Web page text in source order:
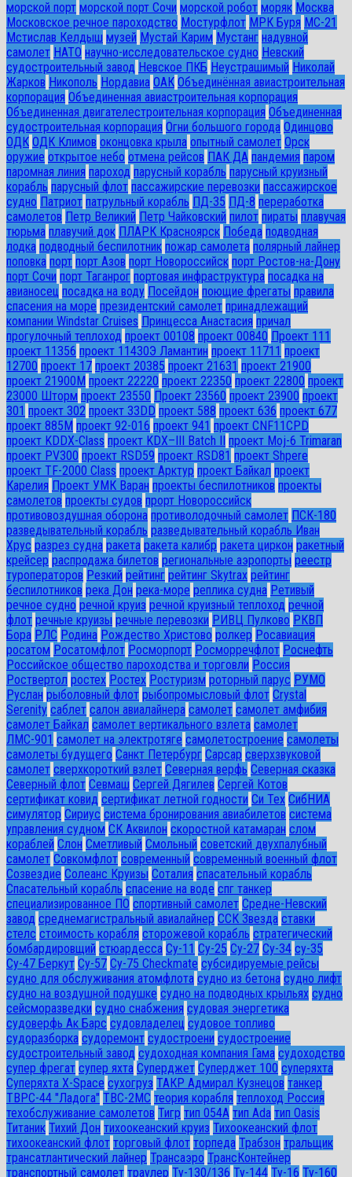
морской порт морской порт Сочи морской робот моряк Москва
Московское речное пароходство Мостурфлот МРК Буря МС-21
Мстислав Келдыш музей Мустай Карим Мустанг надувной
самолет НАТО научно-исследовательское судно Невский
судостроительный завод Невское ПКБ Неустрашимый Николай
Жарков Никополь Нордавиа ОАК Объединённая авиастроительная
корпорация Объединенная авиастроительная корпорация
Объединенная двигателестроительная корпорация Объединенная
судостроительная корпорация Огни большого города Одинцово
ОДК ОДК Климов оконцовка крыла опытный самолет Орск
оружие открытое небо отмена рейсов ПАК ДА пандемия паром
паромная линия пароход парусный корабль парусный круизный
корабль парусный флот пассажирские перевозки пассажирское
судно Патриот патрульный корабль ПД-35 ПД-8 переработка
самолетов Петр Великий Петр Чайковский пилот пираты плавучая
тюрьма плавучий док ПЛАРК Красноярск Победа подводная
лодка подводный беспилотник пожар самолета полярный лайнер
поповка порт порт Азов порт Новороссийск порт Ростов-на-Дону
порт Сочи порт Таганрог портовая инфраструктура посадка на
авианосец посадка на воду Посейдон поющие фрегаты правила
спасения на море президентский самолет принадлежащий
компании Windstar Cruises Принцесса Анастасия причал
прогулочный теплоход проект 00108 проект 00840 Проект 111
проект 11356 проект 11430Э Ламантин проект 11711 проект
12700 проект 17 проект 20385 проект 21631 проект 21900
проект 21900М проект 22220 проект 22350 проект 22800 проект
23000 Шторм проект 23550 Проект 23560 проект 23900 проект
301 проект 302 проект 33DD проект 588 проект 636 проект 677
проект 885М проект 92-016 проект 941 проект CNF11CPD
проект KDDX-Class проект KDX–III Batch II
проект Moj-6 Trimaran
проект PV300 проект RSD59 проект RSD81 проект Shpere
проект TF-2000 Class проект Арктур проект Байкал проект
Карелия Проект УМК Варан проекты беспилотников проекты
самолетов проекты судов прорт Новороссийск
противовоздушная оборона противолодочный самолет ПСК-180
разведывательный корабль разведывательный корабль Иван
Хрус разрез судна ракета ракета калибр ракета циркон ракетный
крейсер распродажа билетов региональные аэропорты реестр
туроператоров Резкий рейтинг рейтинг Skytrax рейтинг
беспилотников река Дон река-море реплика судна Ретивый
речное судно речной круиз речной круизный теплоход речной
флот речные круизы речные перевозки РИВЦ Пулково РКВП
Бора РЛС Родина Рождество Христово ролкер Росавиация
росатом Росатомфлот Росморпорт Росморречфлот Роснефть
Российское общество пароходства и торговли Россия
Роствертол ростех Ростех Ростуризм роторный парус РУМО
Руслан рыболовный флот рыбопромысловый флот Сrystal
Serenity саблет салон авиалайнера самолет самолет амфибия
самолет Байкал самолет вертикального взлета самолет
ЛМС-901 самолет на электротяге самолетостроение самолеты
самолеты будущего Санкт Петербург Сарсар сверхзвуковой
самолет сверхкороткий взлет Северная верфь Северная сказка
Северный флот Севмаш Сергей Дягилев Сергей Котов
сертификат ковид сертификат летной годности Си Тех СибНИА
симулятор Сириус система бронирования авиабилетов система
управления судном СК Аквилон скоростной катамаран слом
кораблей Слон Сметливый Смольный советский двухпалубный
самолет Совкомфлот современный современный военный флот
Созвездие Солеанс Круизы Соталия спасательный корабль
Спасательный корабль спасение на воде спг танкер
специализированное ПО спортивный самолет Средне-Невский
завод среднемагистральный авиалайнер ССК Звезда ставки
стелс стоимость корабля сторожевой корабль стратегический
бомбардировщий стюардесса Су-11 Су-25 Су-27 Су-34 су-35
Су-47 Беркут Су-57 Су-75 Checkmate субсидируемые рейсы
судно для обслуживания атомфлота судно из бетона судно лифт
судно на воздушной подушке судно на подводных крыльях судно
сейсморазведки судно снабжения судовая энергетика
судоверфь Ак Барс судовладелец судовое топливо
судоразборка судоремонт судостроени судостроение
судостроительный завод судоходная компания Гама судоходство
супер фрегат супер яхта Суперджет Суперджет 100 суперяхта
Суперяхта X-Space сухогруз ТАКР Адмирал Кузнецов танкер
ТВРС-44 "Ладога" ТВС-2МС теория корабля теплоход Россия
техобслуживание самолетов Тигр тип 054А тип Ada тип Oasis
Титаник Тихий Дон тихоокеанский круиз Тихоокеанский флот
тихоокеанский флот торговый флот торпеда Трабзон тральщик
трансатлантический лайнер Трансаэро ТрансКонтейнер
транспортный самолет траулер Ту-130/136 Ту-144 Ту-16 Ту-160